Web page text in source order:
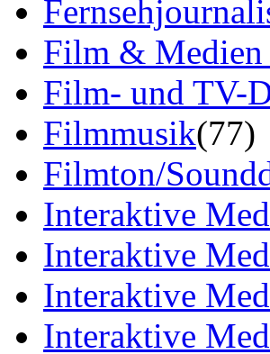
Film &
Film- und TV-
Filmmusik(77)
Filmton/
Interaktive
Interaktive
Interaktive
Interaktive